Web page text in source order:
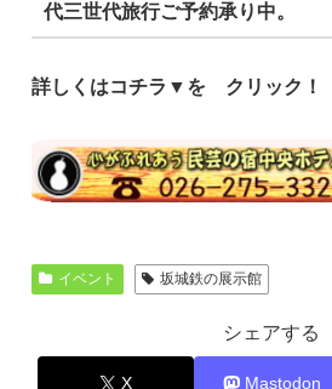
代三世代旅行ご予約承り中。
詳しくはコチラ▼を クリック！
イベント 坂城鉄の展示館
シェアする
X Mastodon